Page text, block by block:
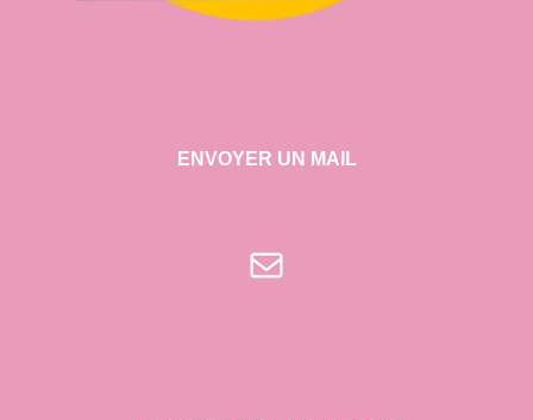
ENVOYER UN MAIL
E-mail